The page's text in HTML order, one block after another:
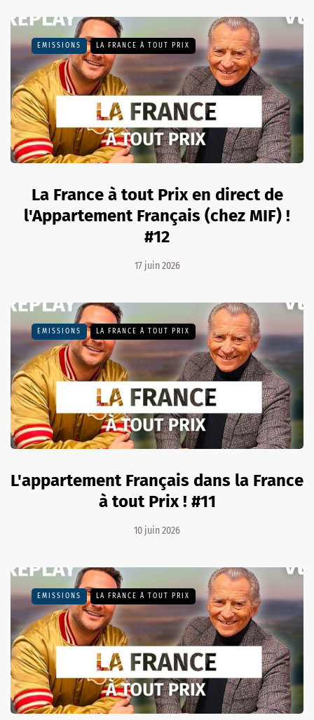
EMISSIONS LA FRANCE À TOUT PRIX
La France à tout Prix en direct de
l'Appartement Français (chez MIF) !
#12
17 juin 2026
EMISSIONS LA FRANCE À TOUT PRIX
L'appartement Français dans la France
à tout Prix ! #11
10 juin 2026
EMISSIONS LA FRANCE À TOUT PRIX